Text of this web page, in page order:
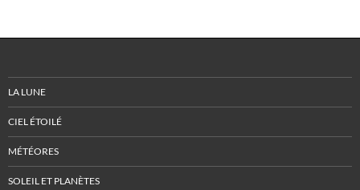
LA LUNE
CIEL ÉTOILÉ
MÉTÉORES
SOLEIL ET PLANÈTES